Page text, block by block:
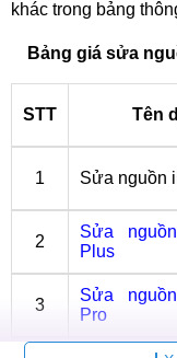
khác trong bảng
Bảng giá sửa
STT Tên
1 Sửa nguồn
2
Sửa
Plus
3
Sửa
Pro